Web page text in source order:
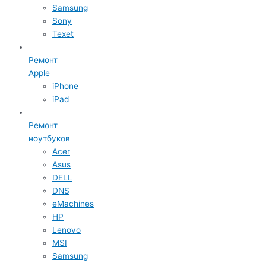
Samsung
Sony
Texet
Ремонт
Apple
iPhone
iPad
Ремонт
ноутбуков
Acer
Asus
DELL
DNS
eMachines
HP
Lenovo
MSI
Samsung